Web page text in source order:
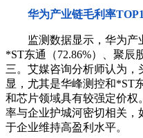
华为产业链毛利率
监测数据显示，华为产业
*ST东通（72.86%）、聚辰
三。艾媒咨询分析师认为，
显，尤其是华峰测控和*ST
和芯片领域具有较强定价权
率与企业护城河密切相关，
于企业维持高盈利水平。